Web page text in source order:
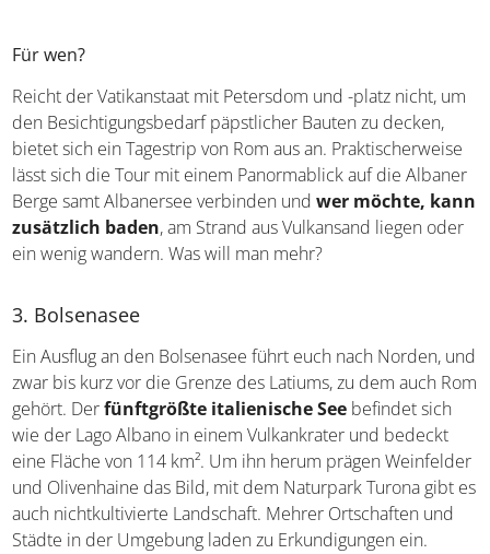
Für wen?
Reicht der Vatikanstaat mit Petersdom und -platz nicht, um
den Besichtigungsbedarf päpstlicher Bauten zu decken,
bietet sich ein Tagestrip von Rom aus an. Praktischerweise
lässt sich die Tour mit einem Panormablick auf die Albaner
Berge samt Albanersee verbinden undwer möchte, kann
zusätzlich baden, am Strand aus Vulkansand liegen oder
ein wenig wandern. Was will man mehr?
3. Bolsenasee
Ein Ausflug an den Bolsenasee führt euch nach Norden, und
zwar bis kurz vor die Grenze des Latiums, zu dem auch Rom
gehört. Derfünftgrößte italienische See befindet sich
wie der Lago Albano in einem Vulkankrater und bedeckt
eine Fläche von 114 km². Um ihn herum prägen Weinfelder
und Olivenhaine das Bild, mit dem Naturpark Turona gibt es
auch nichtkultivierte Landschaft. Mehrer Ortschaften und
Städte in der Umgebung laden zu Erkundigungen ein.